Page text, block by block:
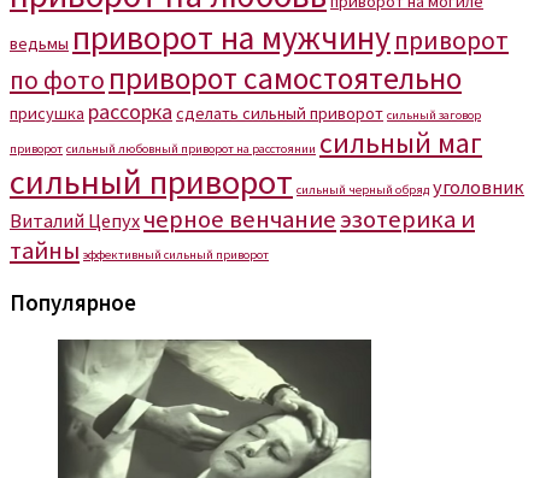
ведьмы приворот на мужчинуприворот
по фото приворот самостоятельно
присушка рассорка сделать сильный приворот сильный заговор
приворот сильный любовный приворот на расстоянии сильный маг
сильный приворот сильный черный обряд уголовник
Виталий Цепух черное венчаниеэзотерика и
тайны эффективный сильный приворот
Популярное